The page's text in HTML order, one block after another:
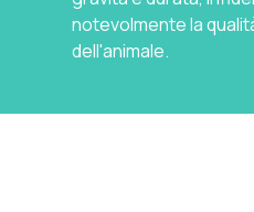
notevolmente la
dell'animale.